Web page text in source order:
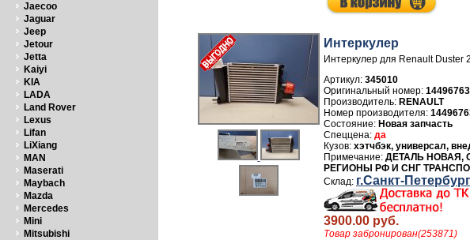
Jaecoo
Jaguar
Jeep
Jetour
Jetta
Kaiyi
KIA
LADA
Land Rover
Lexus
Lifan
LiXiang
MAN
Maserati
Maybach
Mazda
Mercedes
Mini
Mitsubishi
Интеркулер
Интеркулер для Renault Duster
Артикул: 345010
Производитель: RENAULT
Номер производителя:
Новая запчасть
да
хэтчбэк, универсал,
ДЕТАЛЬ НОВАЯ,
РЕГИОНЫ РФ И СНГ
г.Санкт-
3900.00 руб.
Товар забронирован(253871)